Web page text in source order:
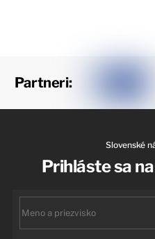
Partneri:
Slovenské
Prihláste sa